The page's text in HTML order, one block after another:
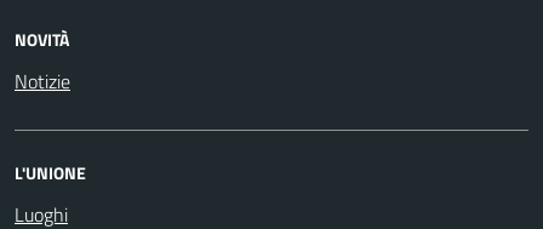
NOVITÀ
Notizie
L'UNIONE
Luoghi